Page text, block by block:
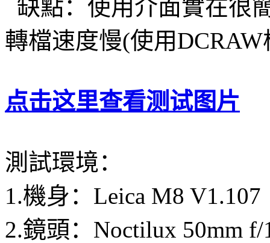
缺點：使用介面實在很
轉檔速度慢(使用DCRAW
点击这里查看测试图片
測試環境：
1.機身：Leica M8 V1.107
2.鏡頭：Noctilux 50mm f/